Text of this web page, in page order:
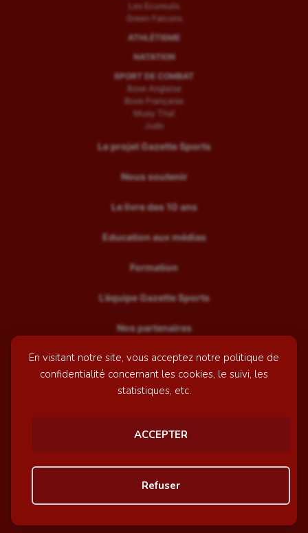
En visitant notre site, vous acceptez notre politique de
confidentialité concernant les cookies, le suivi, les
statistiques, etc.
ACCEPTER
Refuser
Les Ecureuils
Green Falcons
ATHLÉTISME
NATATION
SPORT DE COMBAT
Boxe Anglaise
Boxe Française
Muay Thaï
Judo
Le projet Gazette Sports
Nous soutenir
Le livre des 10 ans
Education aux médias
Formation
L’équipe Gazette Sports
Nos partenaires
Recrutement
Mentions légales
© GazetteSports - 2026 | Site internet réalisé par
Awelty